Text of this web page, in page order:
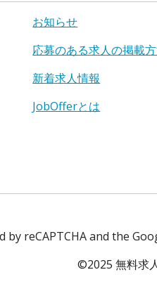
お知らせ
応募のある求人の掲載
新着求人情報
JobOfferとは
by reCAPTCHA and the
©2025 無料求